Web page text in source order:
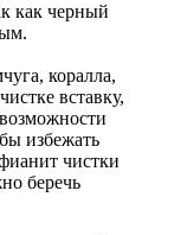
как черный
коралла,
вставку,
избежать
чистки
беречь